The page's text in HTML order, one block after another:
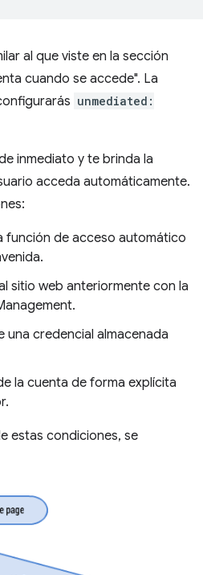
al que viste en la sección
cuando se accede". La
unmediated:
inmediato y te brinda la
acceda automáticamente.
función de acceso automático
sitio web anteriormente con la
una credencial almacenada
la cuenta de forma explícita
estas condiciones, se